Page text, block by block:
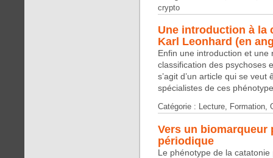
crypto
Une introduction à la
Karl Leonhard (en
Enfin une introduction et une
classification des psychoses
s’agit d’un article qui se
spécialistes de ces
Catégorie : Lecture, Formation,
Vers un biomarqueur
périodique
Le phénotype de la